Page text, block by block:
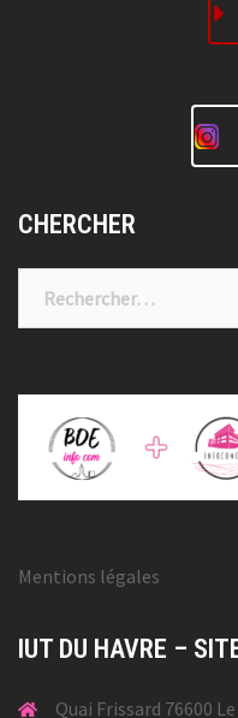
CHERCHER
Mentions légales
IUT DU HAVRE –
Quai Frissard 76600